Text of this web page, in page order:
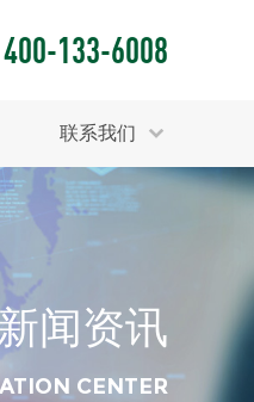
400-133-6008
联系我们
测
光伏检测
新闻资讯
CENTER